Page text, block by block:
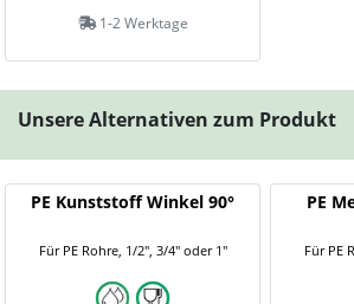
1-2 Werktage
Unsere Alternativen zum Produkt
PE Kunststoff Winkel 90°
Für PE Rohre, 1/2", 3/4" oder 1"
PE
Für PE